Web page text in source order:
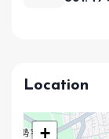
Location
+